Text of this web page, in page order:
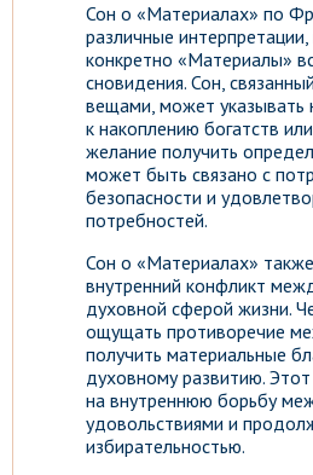
Сон о «Материалах» по
различные
конкретно «Материалы»
сновидения. Сон,
вещами, может указывать
к накоплению богатств
желание получить
может быть связано с
безопасности и
потребностей.
Сон о «Материалах»
внутренний конфликт
духовной сферой жизни.
ощущать противоречие
получить материальные
духовному развитию.
на внутреннюю борьбу
удовольствиями и
избирательностью.